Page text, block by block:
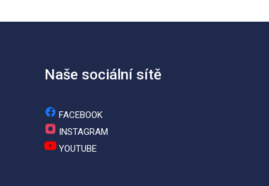
Naše sociální sítě
FACEBOOK
INSTAGRAM
YOUTUBE